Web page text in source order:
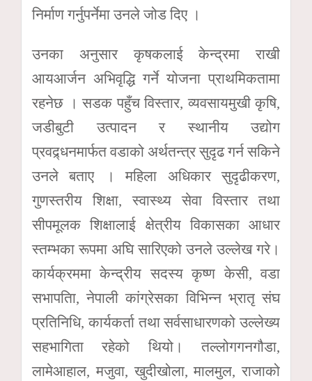
निर्माण गर्नुपर्नेमा उनले जोड दिए ।
उनका अनुसार कृषकलाई केन्द्रमा राखी
आयआर्जन अभिवृद्धि गर्ने योजना प्राथमिकतामा
रहनेछ । सडक पहुँच विस्तार, व्यवसायमुखी कृषि,
जडीबुटी उत्पादन र स्थानीय उद्योग
प्रवद्र्धनमार्फत वडाको अर्थतन्त्र सुदृढ गर्न सकिने
उनले बताए । महिला अधिकार सुदृढीकरण,
गुणस्तरीय शिक्षा, स्वास्थ्य सेवा विस्तार तथा
सीपमूलक शिक्षालाई क्षेत्रीय विकासका आधार
स्तम्भका रूपमा अघि सारिएको उनले उल्लेख गरे।
कार्यक्रममा केन्द्रीय सदस्य कृष्ण केसी, वडा
सभापतिा, नेपाली कांग्रेसका विभिन्न भ्रातृ संघ
प्रतिनिधि, कार्यकर्ता तथा सर्वसाधारणको उल्लेख्य
सहभागिता रहेको थियो। तल्लोगगनगौडा,
लामेआहाल, मजुवा, खुदीखोला, मालमुल, राजाको